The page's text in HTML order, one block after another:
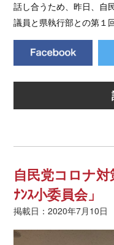
話し合うため、昨日、自
議員と県執行部との第１
自民党コロナ対
ﾅﾝｽ小委員会」
掲載日：2020年7月10日